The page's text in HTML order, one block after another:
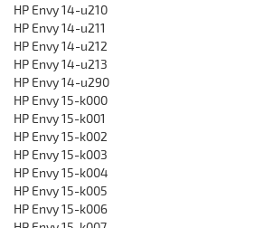
HP Envy 14-u210
HP Envy 14-u211
HP Envy 14-u212
HP Envy 14-u213
HP Envy 14-u290
HP Envy 15-k000
HP Envy 15-k001
HP Envy 15-k002
HP Envy 15-k003
HP Envy 15-k004
HP Envy 15-k005
HP Envy 15-k006